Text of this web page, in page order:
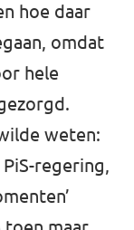
hoe daar
omdat
hele
weten:
regering,